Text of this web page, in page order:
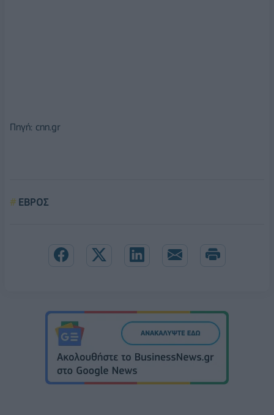
Πηγή: cnn.gr
ΕΒΡΟΣ